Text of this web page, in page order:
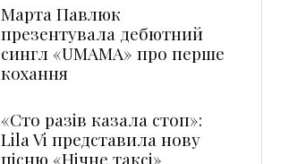
Марта Павлюк
презентувала дебютний
сингл «UМАМА» про перше
кохання
«Сто разів казала стоп»:
Lila Vi представила нову
пісню «Нічне таксі»